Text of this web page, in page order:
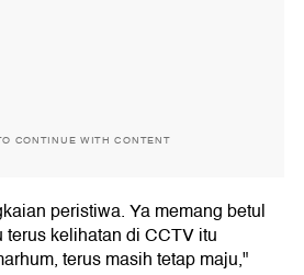
CONTINUE WITH CONTENT
peristiwa. Ya memang betul
kelihatan di CCTV itu
terus masih tetap maju,"